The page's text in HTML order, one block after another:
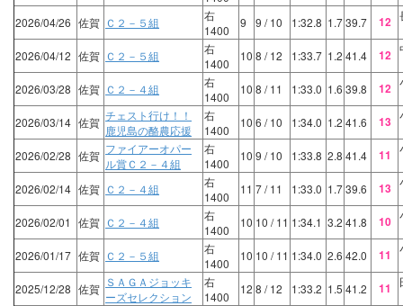
2026/04/26 佐賀 Ｃ２－５組
右
1400
9 9 / 10 1:32.8 1.739.7 12
2026/04/12 佐賀 Ｃ２－５組
右
1400
10 8 / 12 1:33.7 1.2 41.4 12
2026/03/28 佐賀 Ｃ２－４組
右
1400
10 8 / 11 1:33.0 1.6 39.8 12
2026/03/14 佐賀 チェスト行け！！
鹿児島の酪農応援
右
1400
10 6 / 10 1:34.0 1.2 41.6 13
2026/02/28 佐賀 ファイアーオパー
ル賞Ｃ２－４組
右
1400
10 9 / 10 1:33.8 2.8 41.4 11
2026/02/14 佐賀 Ｃ２－４組
右
1400
11 7/ 11 1:33.0 1.739.6 13
2026/02/01 佐賀 Ｃ２－４組
右
1400
10 10 / 11 1:34.1 3.2 41.8 10
2026/01/17 佐賀 Ｃ２－５組
右
1400
10 10 / 11 1:34.0 2.6 42.0 11
2025/12/28 佐賀 ＳＡＧＡジョッキ
ーズセレクション
右
1400
12 8 / 12 1:33.2 1.5 41.2 11